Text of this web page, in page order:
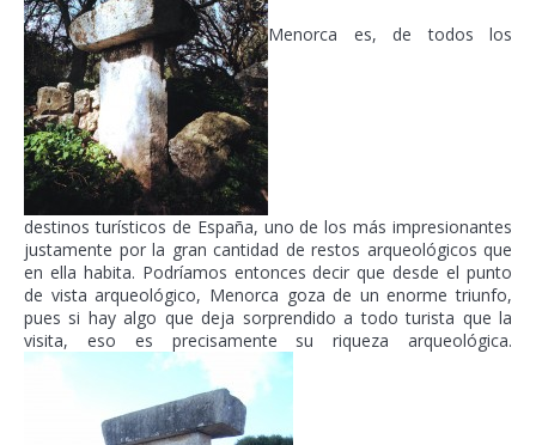
Menorca es, de todos los
destinos turísticos de España, uno de los más impresionantes
justamente por la gran cantidad de restos arqueológicos que
en ella habita. Podríamos entonces decir que desde el punto
de vista arqueológico, Menorca goza de un enorme triunfo,
pues si hay algo que deja sorprendido a todo turista que la
visita, eso es precisamente su riqueza arqueológica.